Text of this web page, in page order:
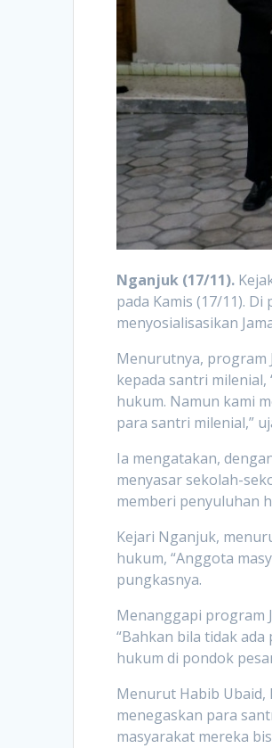
Nganjuk (17/11).
pada Kamis (17/11).
menyosialisasikan
Menurutnya, program
kepada santri
hukum. Namun kami
para santri milenial,”
Ia mengatakan,
menyasar sekolah-
memberi penyuluhan
Kejari Nganjuk,
hukum, “Anggota
pungkasnya.
Menanggapi program
“Bahkan bila tidak
hukum di pondok
Menurut Habib Ubaid,
menegaskan para
masyarakat mereka